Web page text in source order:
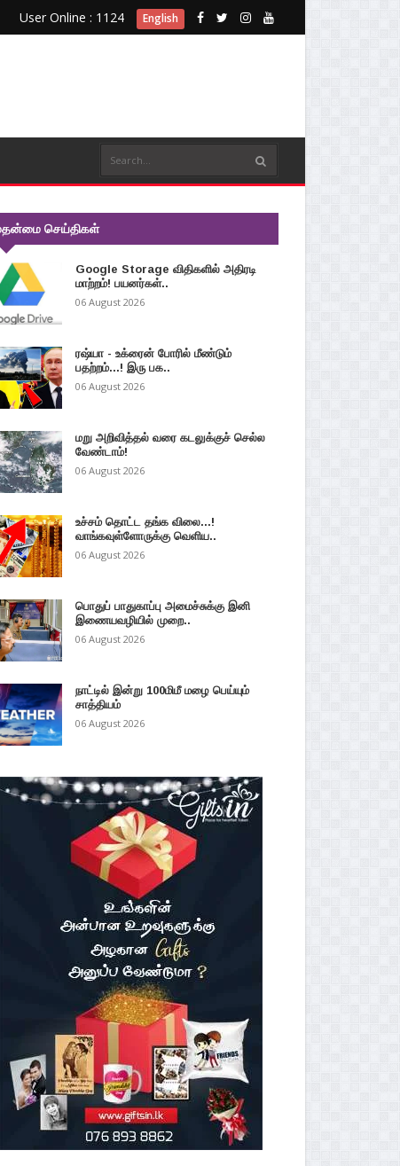
User Online : 1124 English
செய்திகள்
Google Storage விதிகளில் அதிரடி
மாற்றம்! பயனர்கள்..
06 August 2026
ரஷ்யா - உக்ரைன் போரில் மீண்டும்
பதற்றம்...! இரு பக..
06 August 2026
மறு அறிவித்தல் வரை கடலுக்குச் செல்ல
வேண்டாம்!
06 August 2026
உச்சம் தொட்ட தங்க விலை...!
வாங்கவுள்ளோருக்கு வெளிய..
06 August 2026
பொதுப் பாதுகாப்பு அமைச்சுக்கு இனி
இணையவழியில் முறை..
06 August 2026
நாட்டில் இன்று 100மிமீ மழை பெய்யும்
சாத்தியம்
06 August 2026